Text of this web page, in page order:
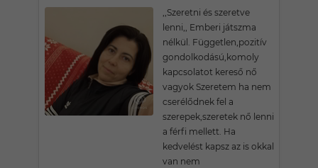
,,Szeretni és szeretve
lenni,, Emberi játszma
nélkül. Független,pozitív
gondolkodású,komoly
kapcsolatot kereső nő
vagyok Szeretem ha nem
cserélődnek fel a
szerepek,szeretek nő lenni
a férfi mellett. Ha
kedvelést kapsz az is okkal
van nem